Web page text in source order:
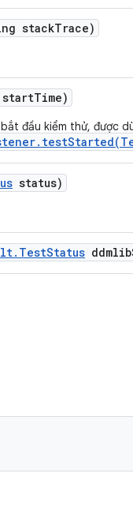
stackTrace)
startTime)
đầu kiểm thử, được
status)
. TestStatus ddmlib